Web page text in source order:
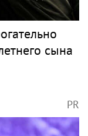
сына
PR